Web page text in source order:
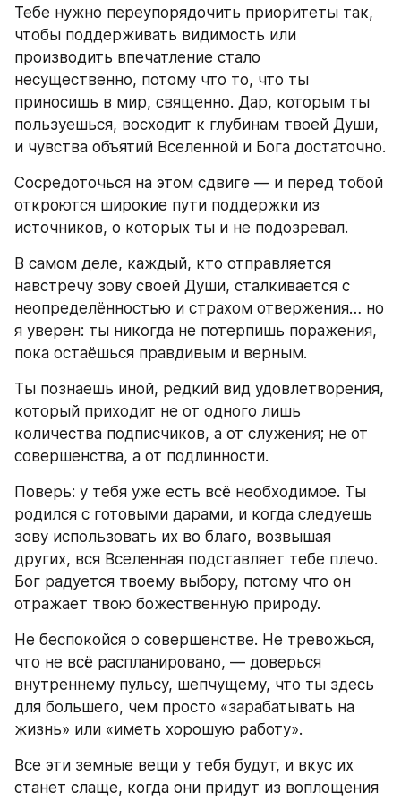
Тебе нужно переупорядочить приоритеты так,
чтобы поддерживать видимость или
производить впечатление стало
несущественно, потому что то, что ты
приносишь в мир, священно. Дар, которым ты
пользуешься, восходит к глубинам твоей Души,
и чувства объятий Вселенной и Бога достаточно.
Сосредоточься на этом сдвиге — и перед тобой
откроются широкие пути поддержки из
источников, о которых ты и не подозревал.
В самом деле, каждый, кто отправляется
навстречу зову своей Души, сталкивается с
неопределённостью и страхом отвержения… но
я уверен: ты никогда не потерпишь поражения,
пока остаёшься правдивым и верным.
Ты познаешь иной, редкий вид удовлетворения,
который приходит не от одного лишь
количества подписчиков, а от служения; не от
совершенства, а от подлинности.
Поверь: у тебя уже есть всё необходимое. Ты
родился с готовыми дарами, и когда следуешь
зову использовать их во благо, возвышая
других, вся Вселенная подставляет тебе плечо.
Бог радуется твоему выбору, потому что он
отражает твою божественную природу.
Не беспокойся о совершенстве. Не тревожься,
что не всё распланировано, — доверься
внутреннему пульсу, шепчущему, что ты здесь
для большего, чем просто «зарабатывать на
жизнь» или «иметь хорошую работу».
Все эти земные вещи у тебя будут, и вкус их
станет слаще, когда они придут из воплощения